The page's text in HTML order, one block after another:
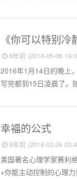
《你可以特别
8年前 (2018-05-06
2016年1月14日的晚上
写完都到15日凌晨了。
幸福的公式
8年前 (2018-03-26
美国著名心理学家赛利
+你能主动控制的心理